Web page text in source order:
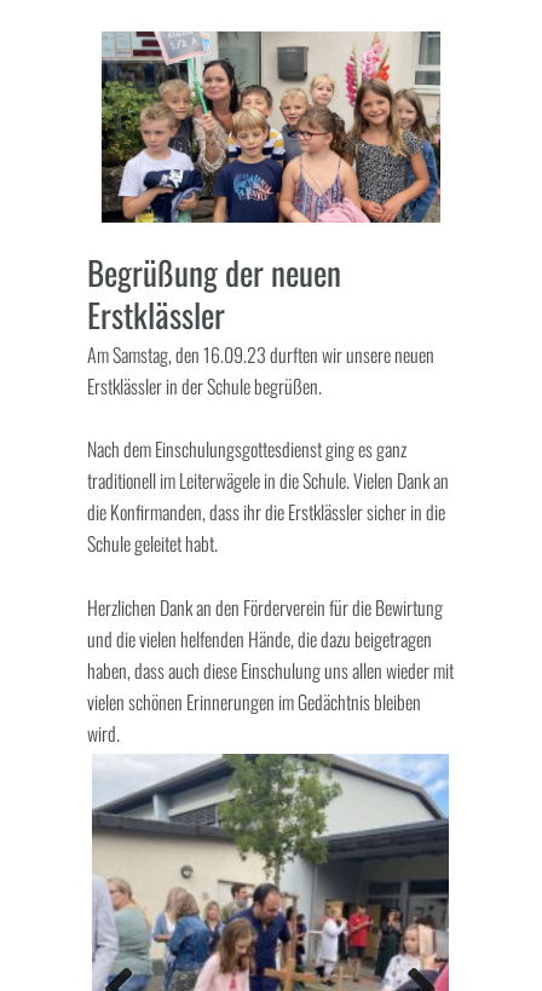
Begrüßung der neuen
Erstklässler
Am Samstag, den 16.09.23 durften wir unsere neuen
Erstklässler in der Schule begrüßen.
Nach dem Einschulungsgottesdienst ging es ganz
traditionell im Leiterwägele in die Schule. Vielen Dank an
die Konfirmanden, dass ihr die Erstklässler sicher in die
Schule geleitet habt.
Herzlichen Dank an den Förderverein für die Bewirtung
und die vielen helfenden Hände, die dazu beigetragen
haben, dass auch diese Einschulung uns allen wieder mit
vielen schönen Erinnerungen im Gedächtnis bleiben
wird.